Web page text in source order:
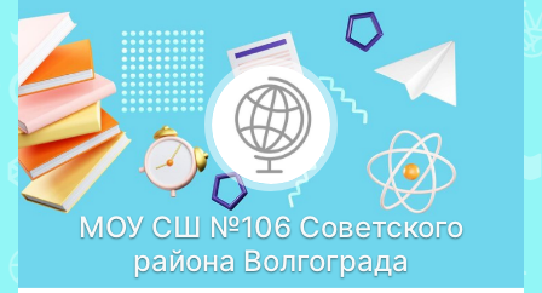
МОУ СШ №106 Советского
района Волгограда